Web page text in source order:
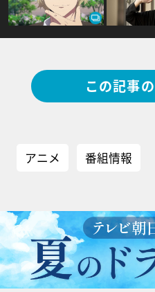
この記事
アニメ 番組情報